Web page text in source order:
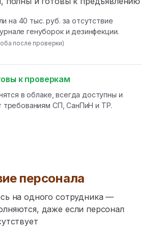
на 40 тыс. руб. за отсутствие
генуборок и дезинфекции.
после проверки)
к проверкам
в облаке, всегда доступны и
требованиям СП, СанПиН и ТР.
персонала
на одного сотрудника —
даже если персонал